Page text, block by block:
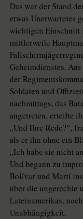
Das war der Stand
etwas Unerwartetes
wichtigen Einschnitt
mittlerweile
Geheimdienstes.
der
Soldaten und
nachmittags, das
angetreten, erteilte
„Und Ihre Rede?“,
als er ihn ohne ein
„Ich habe sie nicht
Und begann zu
Bolívar und Martí
über die ungerechte
Lateinamerikas,
Unabhängigkeit.